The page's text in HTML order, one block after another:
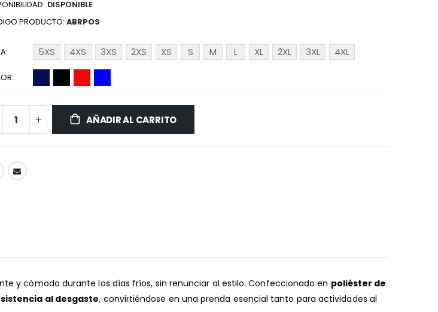
DISPONIBLE
PRODUCTO ABRPOS
5XS 4XS 3XS 2XS XS S M L XL 2XL 3XL 4XL
AÑADIR AL CARRITO
y cómodo durante los días fríos, sin renunciar al estilo. Confeccionado en poliéster de
al desgaste, convirtiéndose en una prenda esencial tanto para actividades al